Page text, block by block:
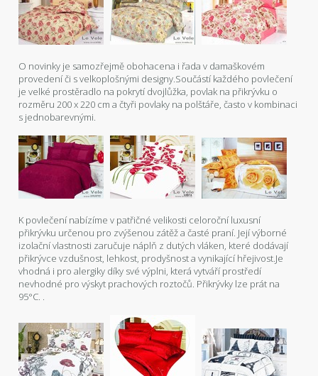
O novinky je samozřejmě obohacena i řada v damaškovém
provedení či s velkoplošnými designy.Součástí každého povlečení
je velké prostěradlo na pokrytí dvojlůžka, povlak na přikrývku o
rozměru 200 x 220 cm a čtyři povlaky na polštáře, často v kombinaci
s jednobarevnými.
K povlečení nabízíme v patřičné velikosti celoroční luxusní
přikrývku určenou pro zvýšenou zátěž a časté praní. Její výborné
izolační vlastnosti zaručuje náplň z dutých vláken, které dodávají
přikrývce vzdušnost, lehkost, prodyšnost a vynikající hřejivost.Je
vhodná i pro alergiky díky své výplni, která vytváří prostředí
nevhodné pro výskyt prachových roztočů. Přikrývky lze prát na
95°C. .